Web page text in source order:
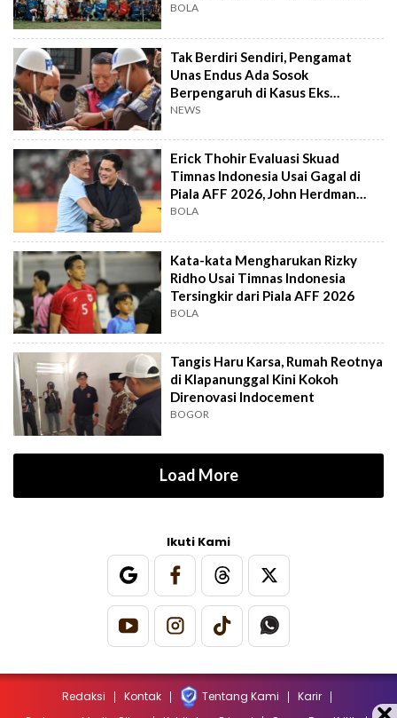
BOLA
Tak Berdiri Sendiri, Pengamat
Unas Endus Ada Sosok
Berpengaruh di Kasus Eks
Jampidsus
NEWS
Erick Thohir Evaluasi Skuad
Timnas Indonesia Usai Gagal di
Piala AFF 2026, John Herdman
Out?
BOLA
Kata-kata Mengharukan Rizky
Ridho Usai Timnas Indonesia
Tersingkir dari Piala AFF 2026
BOLA
Tangis Haru Karsa, Rumah Reotnya
di Klapanunggal Kini Kokoh
Direnovasi Indocement
BOGOR
Load More
Ikuti Kami
Redaksi Kontak Tentang Kami
Karir